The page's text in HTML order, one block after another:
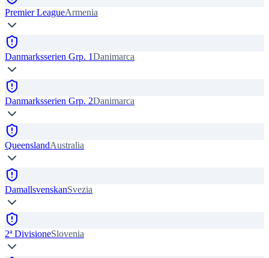
Premier LeagueArmenia
Danmarksserien Grp. 1Danimarca
Danmarksserien Grp. 2Danimarca
QueenslandAustralia
DamallsvenskanSvezia
2ª DivisioneSlovenia